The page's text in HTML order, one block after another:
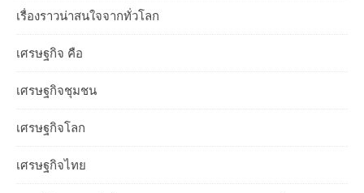
เรื่องราวน่าสนใจจากทั่วโลก
เศรษฐกิจ คือ
เศรษฐกิจชุมชน
เศรษฐกิจโลก
เศรษฐกิจไทย